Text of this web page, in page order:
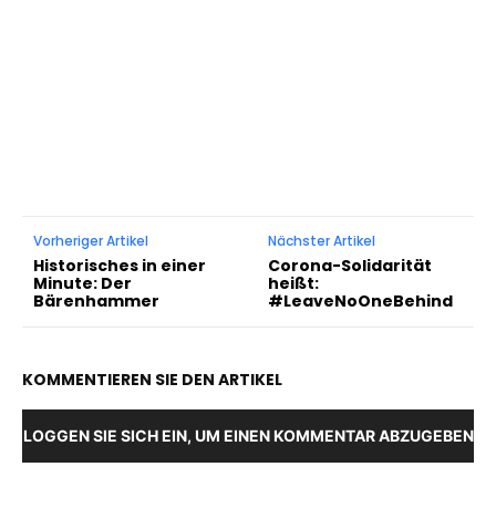
Vorheriger Artikel
Historisches in einer
Minute: Der
Bärenhammer
Nächster Artikel
Corona-Solidarität
heißt:
#LeaveNoOneBehind
KOMMENTIEREN SIE DEN ARTIKEL
LOGGEN SIE SICH EIN, UM EINEN KOMMENTAR ABZUGEBEN